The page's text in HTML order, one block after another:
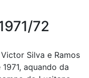
72
Silva e Ramos
aquando da